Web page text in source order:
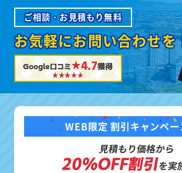
ご相談・お見積もり無料
お気軽にお問い合わせを
Google口コミ★4.7獲得
WEB限定 割引キャンペー
見積もり価格から
20%OFF割引を実